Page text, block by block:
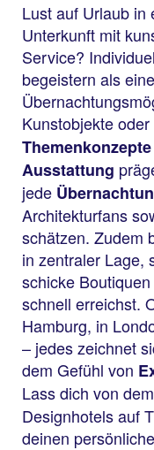
Lust auf Urlaub in
Unterkunft mit
Service?
begeistern als
Kunstobjekte
Themenkonzepte
Ausstattung
jede
Architekturfans
schätzen. Zudem
in zentraler Lage,
schicke
schnell erreichst.
Hamburg, in
– jedes zeichnet
dem Gefühl von
Lass dich von dem
Designhotels auf
deinen